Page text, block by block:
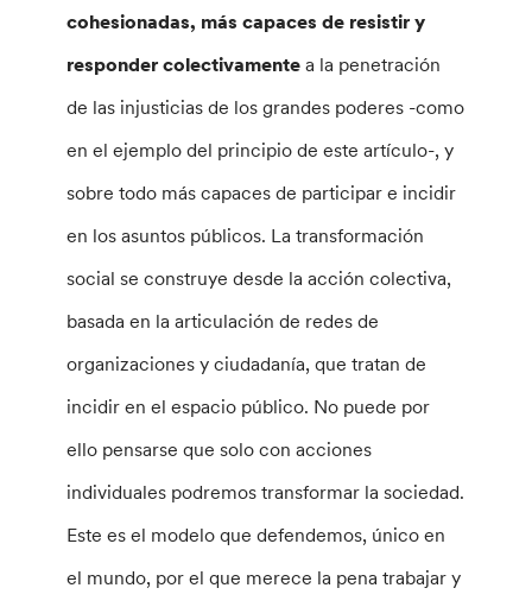
cohesionadas, más capaces de resistir y
responder colectivamente a la penetración
de las injusticias de los grandes poderes -como
en el ejemplo del principio de este artículo-, y
sobre todo más capaces de participar e incidir
en los asuntos públicos. La transformación
social se construye desde la acción colectiva,
basada en la articulación de redes de
organizaciones y ciudadanía, que tratan de
incidir en el espacio público. No puede por
ello pensarse que solo con acciones
individuales podremos transformar la sociedad.
Este es el modelo que defendemos, único en
el mundo, por el que merece la pena trabajar y